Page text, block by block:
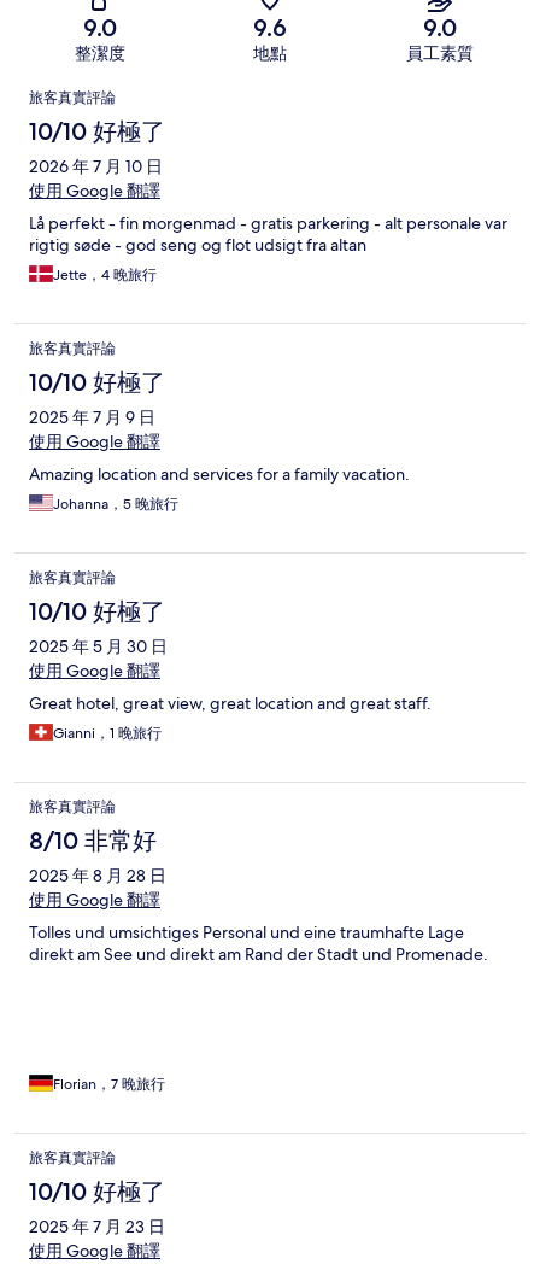
9.0
整潔度
9.6
地點
9.0
員工素質
評
論
旅客真實評論
10/10 好極了
2026 年 7 月 10 日
使用 Google 翻譯
Lå perfekt - fin morgenmad - gratis parkering - alt personale var
rigtig søde - god seng og flot udsigt fra altan
Jette，4 晚旅行
旅客真實評論
10/10 好極了
2025 年 7 月 9 日
使用 Google 翻譯
Amazing location and services for a family vacation.
Johanna，5 晚旅行
旅客真實評論
10/10 好極了
2025 年 5 月 30 日
使用 Google 翻譯
Great hotel, great view, great location and great staff.
Gianni，1 晚旅行
旅客真實評論
8/10 非常好
2025 年 8 月 28 日
使用 Google 翻譯
Tolles und umsichtiges Personal und eine traumhafte Lage
direkt am See und direkt am Rand der Stadt und Promenade.
Florian，7 晚旅行
旅客真實評論
10/10 好極了
2025 年 7 月 23 日
使用 Google 翻譯